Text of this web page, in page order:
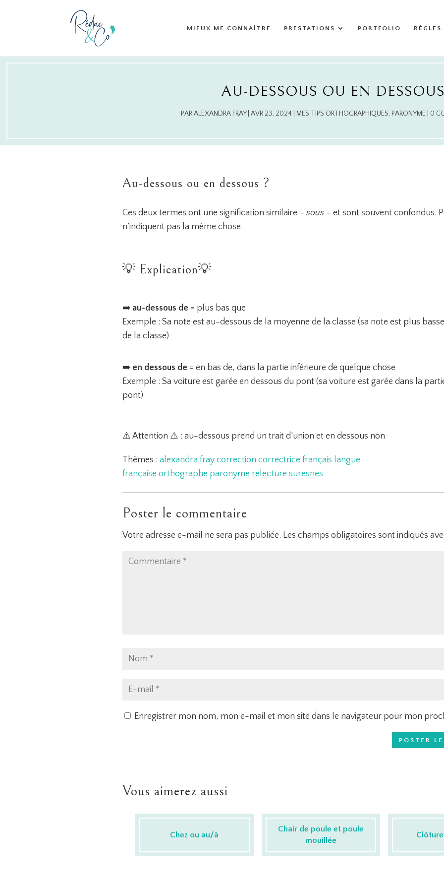
MIEUX ME CONNAÎTRE PRESTATIONS PORTFOLIO
AU-DESSOUS OU EN
PARALEXANDRA FRAY| AVR 23, 2024 MES TIPS ORTHOGRAPHIQUES, PARONYME| 0
Au-dessous ou en dessous ?
Ces deux termes ont une signification similaire – sous– et sont souvent confondus.
n’indiquent pas la même chose.
💡 Explication💡
➡️ au-dessous de = plus bas que
Exemple : Sa note est au-dessous de la moyenne de la classe (sa note est plus
de la classe)
➡️ en dessous de = en bas de, dans la partie inférieure de quelque chose
Exemple : Sa voiture est garée en dessous du pont (sa voiture est garée dans la
pont)
⚠️ Attention ⚠️ : au-dessous prend un trait d’union et en dessous non
Thèmes : alexandra fray correction correctrice français langue
française orthographe paronyme relecture suresnes
Poster le commentaire
Votre adresse e-mail ne sera pas publiée. Les champs obligatoires sont indiqués
Enregistrer mon nom, mon e-mail et mon site dans le navigateur pour mon
Vous aimerez aussi
Chez ou au/à
Chair de poule et poule
mouillée